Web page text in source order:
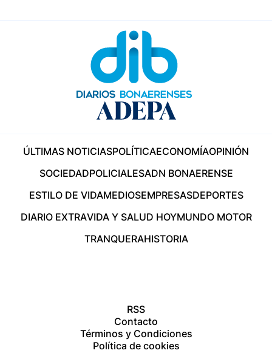
ÚLTIMAS NOTICIASPOLÍTICAECONOMÍAOPINIÓN
SOCIEDADPOLICIALESADN BONAERENSE
ESTILO DE VIDAMEDIOSEMPRESASDEPORTES
DIARIO EXTRAVIDA Y SALUD HOYMUNDO MOTOR
TRANQUERAHISTORIA
RSS
Contacto
Términos y Condiciones
Política de cookies